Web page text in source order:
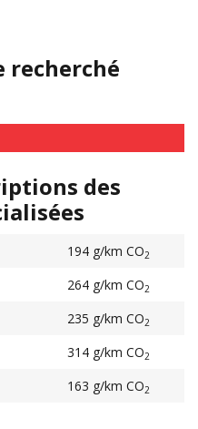
recherché
des
194 g/km CO2
264 g/km CO2
235 g/km CO2
314 g/km CO2
163 g/km CO2